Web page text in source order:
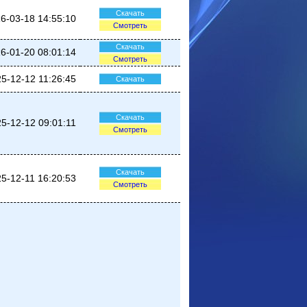
03-18 14:55:10
Скачать
Смотреть
01-20 08:01:14
Скачать
Смотреть
12-12 11:26:45 Скачать
12-12 09:01:11
Скачать
Смотреть
12-11 16:20:53
Скачать
Смотреть